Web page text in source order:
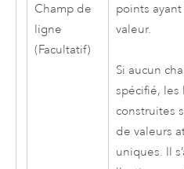
Champ de
ligne
(Facultatif)
points
valeur.
Si aucun
spécifié, les
construites
de valeurs
uniques. Il